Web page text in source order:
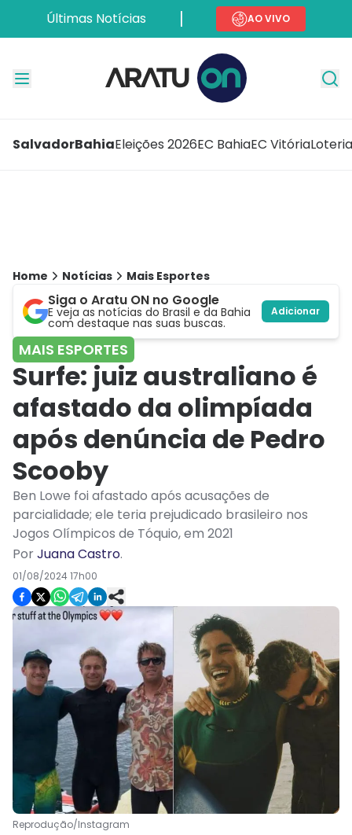
Últimas Notícias AO VIVO
SalvadorBahiaEleições 2026EC BahiaEC Vitória
Home Notícias Mais Esportes
Siga o Aratu ON no Google
E veja as notícias do Brasil e da Bahia
com destaque nas suas buscas.
Adicionar
MAIS ESPORTES
Surfe: juiz australiano é
afastado da olimpíada
após denúncia de Pedro
Scooby
Ben Lowe foi afastado após acusações de
parcialidade; ele teria prejudicado brasileiro nos
Jogos Olímpicos de Tóquio, em 2021
PorJuana Castro.
01/08/2024 17h00
Reprodução/Instagram